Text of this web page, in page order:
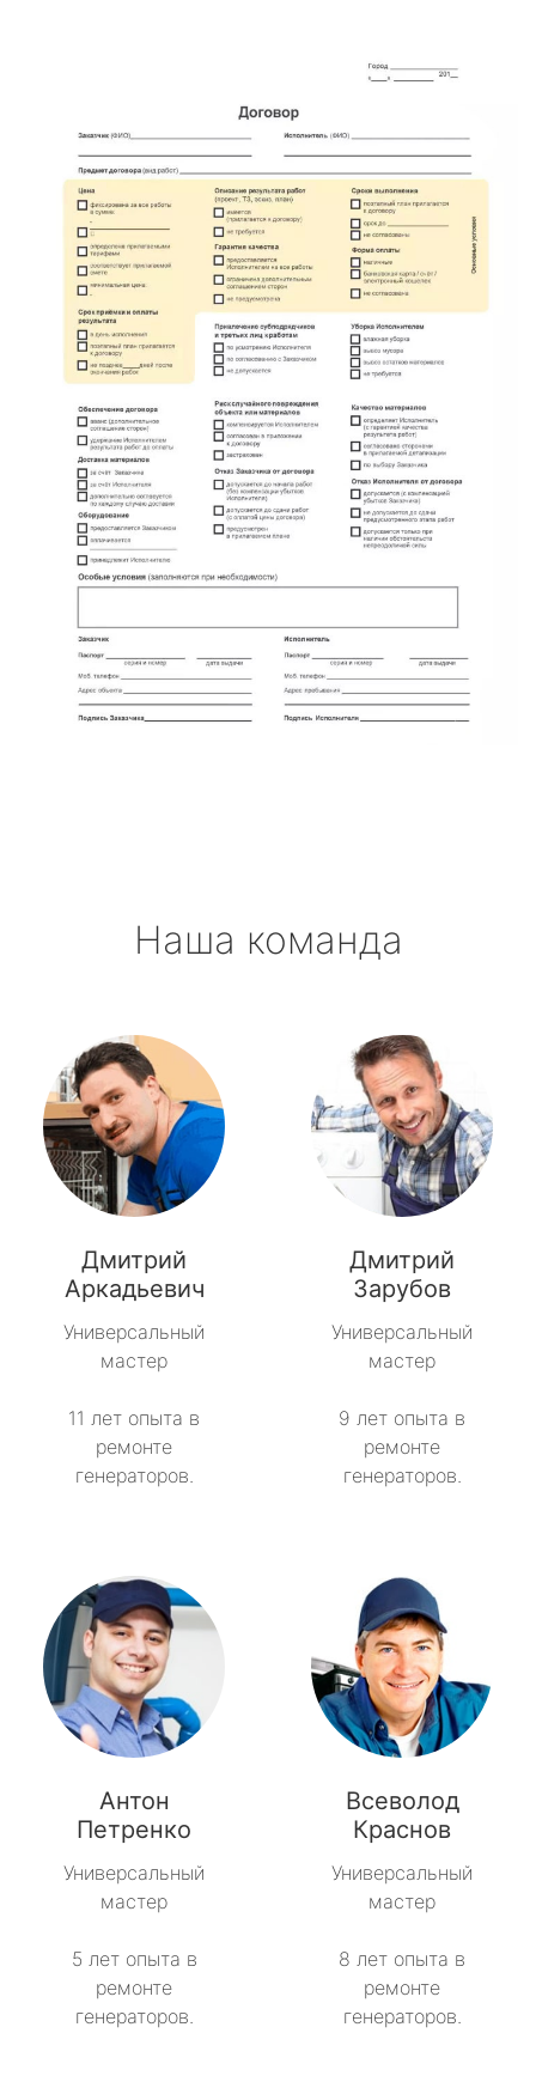
Наша команда
Дмитрий
Аркадьевич
Универсальный
мастер
11 лет опыта в
ремонте
генераторов.
Дмитрий
Зарубов
Универсальный
мастер
9 лет опыта в
ремонте
генераторов.
Антон
Петренко
Универсальный
мастер
5 лет опыта в
ремонте
генераторов.
Всеволод
Краснов
Универсальный
мастер
8 лет опыта в
ремонте
генераторов.